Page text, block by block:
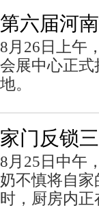
第六届河
8月26日上午
会展中心正
地。
家门反锁
8月25日中午
奶不慎将自
时，厨房内